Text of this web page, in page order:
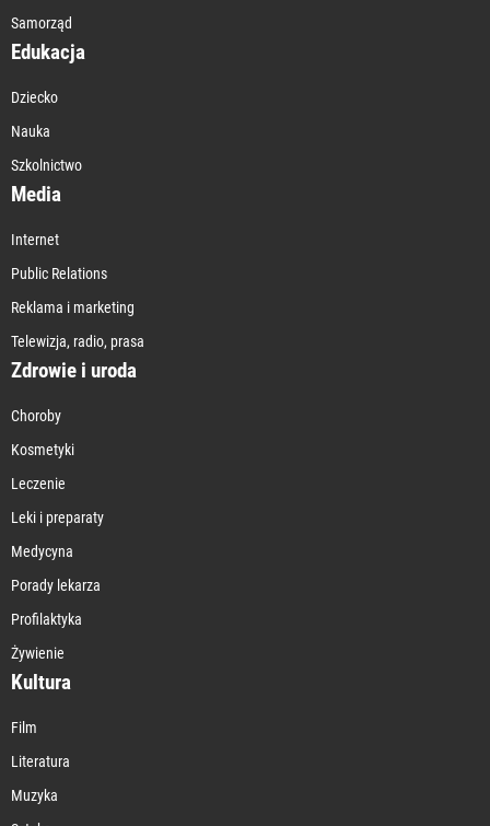
Samorząd
Edukacja
Dziecko
Nauka
Szkolnictwo
Media
Internet
Public Relations
Reklama i marketing
Telewizja, radio, prasa
Zdrowie i uroda
Choroby
Kosmetyki
Leczenie
Leki i preparaty
Medycyna
Porady lekarza
Profilaktyka
Żywienie
Kultura
Film
Literatura
Muzyka